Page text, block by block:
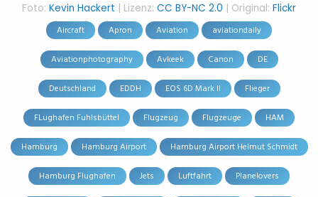
Foto: Kevin Hackert | Lizenz: CC BY-NC 2.0 | Original: Flickr
Aircraft Apron Aviation aviationdaily
Aviationphotography Avkeek Canon DE
Deutschland EDDH EOS 6D Mark II Flieger
FLughafen Fuhlsbüttel Flugzeug Flugzeuge HAM
Hamburg Hamburg Airport Hamburg Airport Helmut Schmidt
Hamburg Flughafen Jets Luftfahrt Planelovers